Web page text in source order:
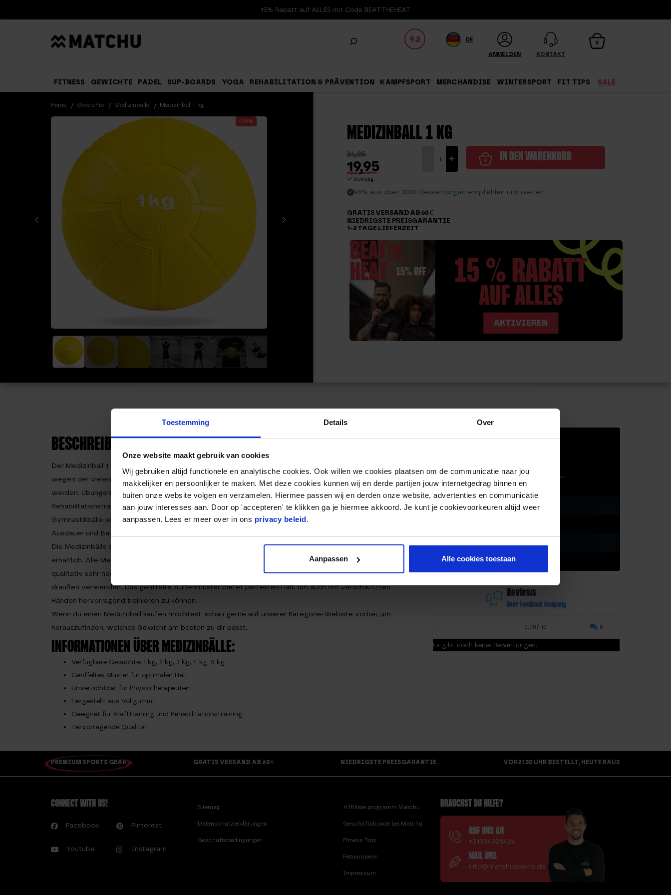
Toestemming Details Over
Onze website maakt gebruik van cookies
Wij gebruiken altijd functionele en analytische cookies. Ook willen we cookies plaatsen om de communicatie naar jou
makkelijker en persoonlijker te maken. Met deze cookies kunnen wij en derde partijen jouw internetgedrag binnen en
buiten onze website volgen en verzamelen. Hiermee passen wij en derden onze website, advertenties en communicatie
aan jouw interesses aan. Door op 'accepteren' te klikken ga je hiermee akkoord. Je kunt je cookievoorkeuren altijd weer
aanpassen. Lees er meer over in ons privacy beleid.
Aanpassen Alle cookies toestaan
15% Rabatt auf ALLES mit Code BEATTHEHEAT
9.2 DE
ANMELDEN KONTAKT
0
FITNESS GEWICHTE PADEL SUP-BOARDS YOGA REHABILITATION & PRÄVENTION KAMPFSPORT MERCHANDISE WINTERSPORT FIT TIPS SALE
Home Gewichte Medizinbälle Medizinball 1 kg
-20%
MEDIZINBALL 1 KG
24,95
19,95
Vorrätig
Menge
+ IN DEN WARENKORB
98% aus über 3000 Bewertungen empfehlen uns weiter!
GRATIS VERSAND AB 60 €
NIEDRIGSTE PREISGARANTIE
1-2 TAGE LIEFERZEIT
BESCHREIBUNG
Der Medizinball 1 kg
wegen der vielen
Medizinball Übungen
zum Training vieler verschiedener Muskelpartien verwendet
werden. Übungen mit Medizinball werden oftmals von Physiotherapeuten beim
Rehabilitationstraining oder in Gymnastikkursen angewendet. Du kannst durch unterschiedliche
Gymnastikbälle jeden einzelnen Muskel individuell an sein hypertrophisches Limit bringen und
Ausdauer und Balance verbessern.
Die Medizinbälle sind im Matchu Sports Online Shop in fünf verschiedenen Gewichtsklassen
erhältlich. Alle Medizinbälle sind aus robustem Gummi gefertigt und mit Luft gefüllt. Das Material ist
qualitativ sehr hochwertig, deswegen kann man die Gymnastikbälle sowohl drinnen, als auch
draußen verwenden. Das geriffelte Außenmuster bietet perfekten Halt, um auch mit verschwitzten
Händen hervorragend trainieren zu können.
Wenn du einen Medizinball kaufen möchtest, schau gerne auf unserer Kategorie-Website vorbei, um
herauszufinden, welches Gewicht am besten zu dir passt.
INFORMATIONEN ÜBER MEDIZINBÄLLE:
Verfügbare Gewichte: 1 kg, 2 kg, 3 kg, 4 kg, 5 kg
Geriffeltes Muster für optimalen Halt
Unverzichtbar für Physiotherapeuten
Hergestellt aus Vollgummi
Geeignet für Krafttraining und Rehabilitationstraining
Hervorragende Qualität
ZUSÄTZLICHE
INFORMATION
Gewicht 1000 g
Größe 19 × 19 × 19 cm
Farbe Gelb
Reviews
Door Feedback Company
0.00/ 10 0
Es gibt noch keine Bewertungen.
PREMIUM SPORTS GEAR GRATIS VERSAND AB 60 € NIEDRIGSTE PREISGARANTIE VOR 21:30 UHR BESTELLT, HEUTE RAUS
CONNECT WITH US!
Facebook Pinterest
Youtube Instagram
Sitemap
Datenschutzerklärungen
Geschäftsbedingungen
Affiliate programm Matchu
Geschäftskunde bei Matchu
Fitness Tips
Retournieren
Impressum
BRAUCHST DU HILFE?
RUF UNS AN
+31534328424
MAIL UNS
info@matchusports.de